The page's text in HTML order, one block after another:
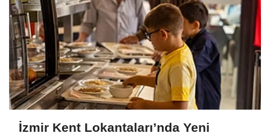
İzmir Kent Lokantaları’nda Yeni